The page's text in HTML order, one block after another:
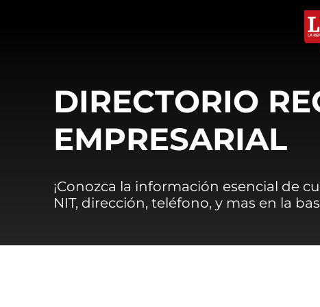
DIRECTORIO
EMPRESARIAL
¡Conozca la información esencial de
NIT, dirección, teléfono, y mas en la